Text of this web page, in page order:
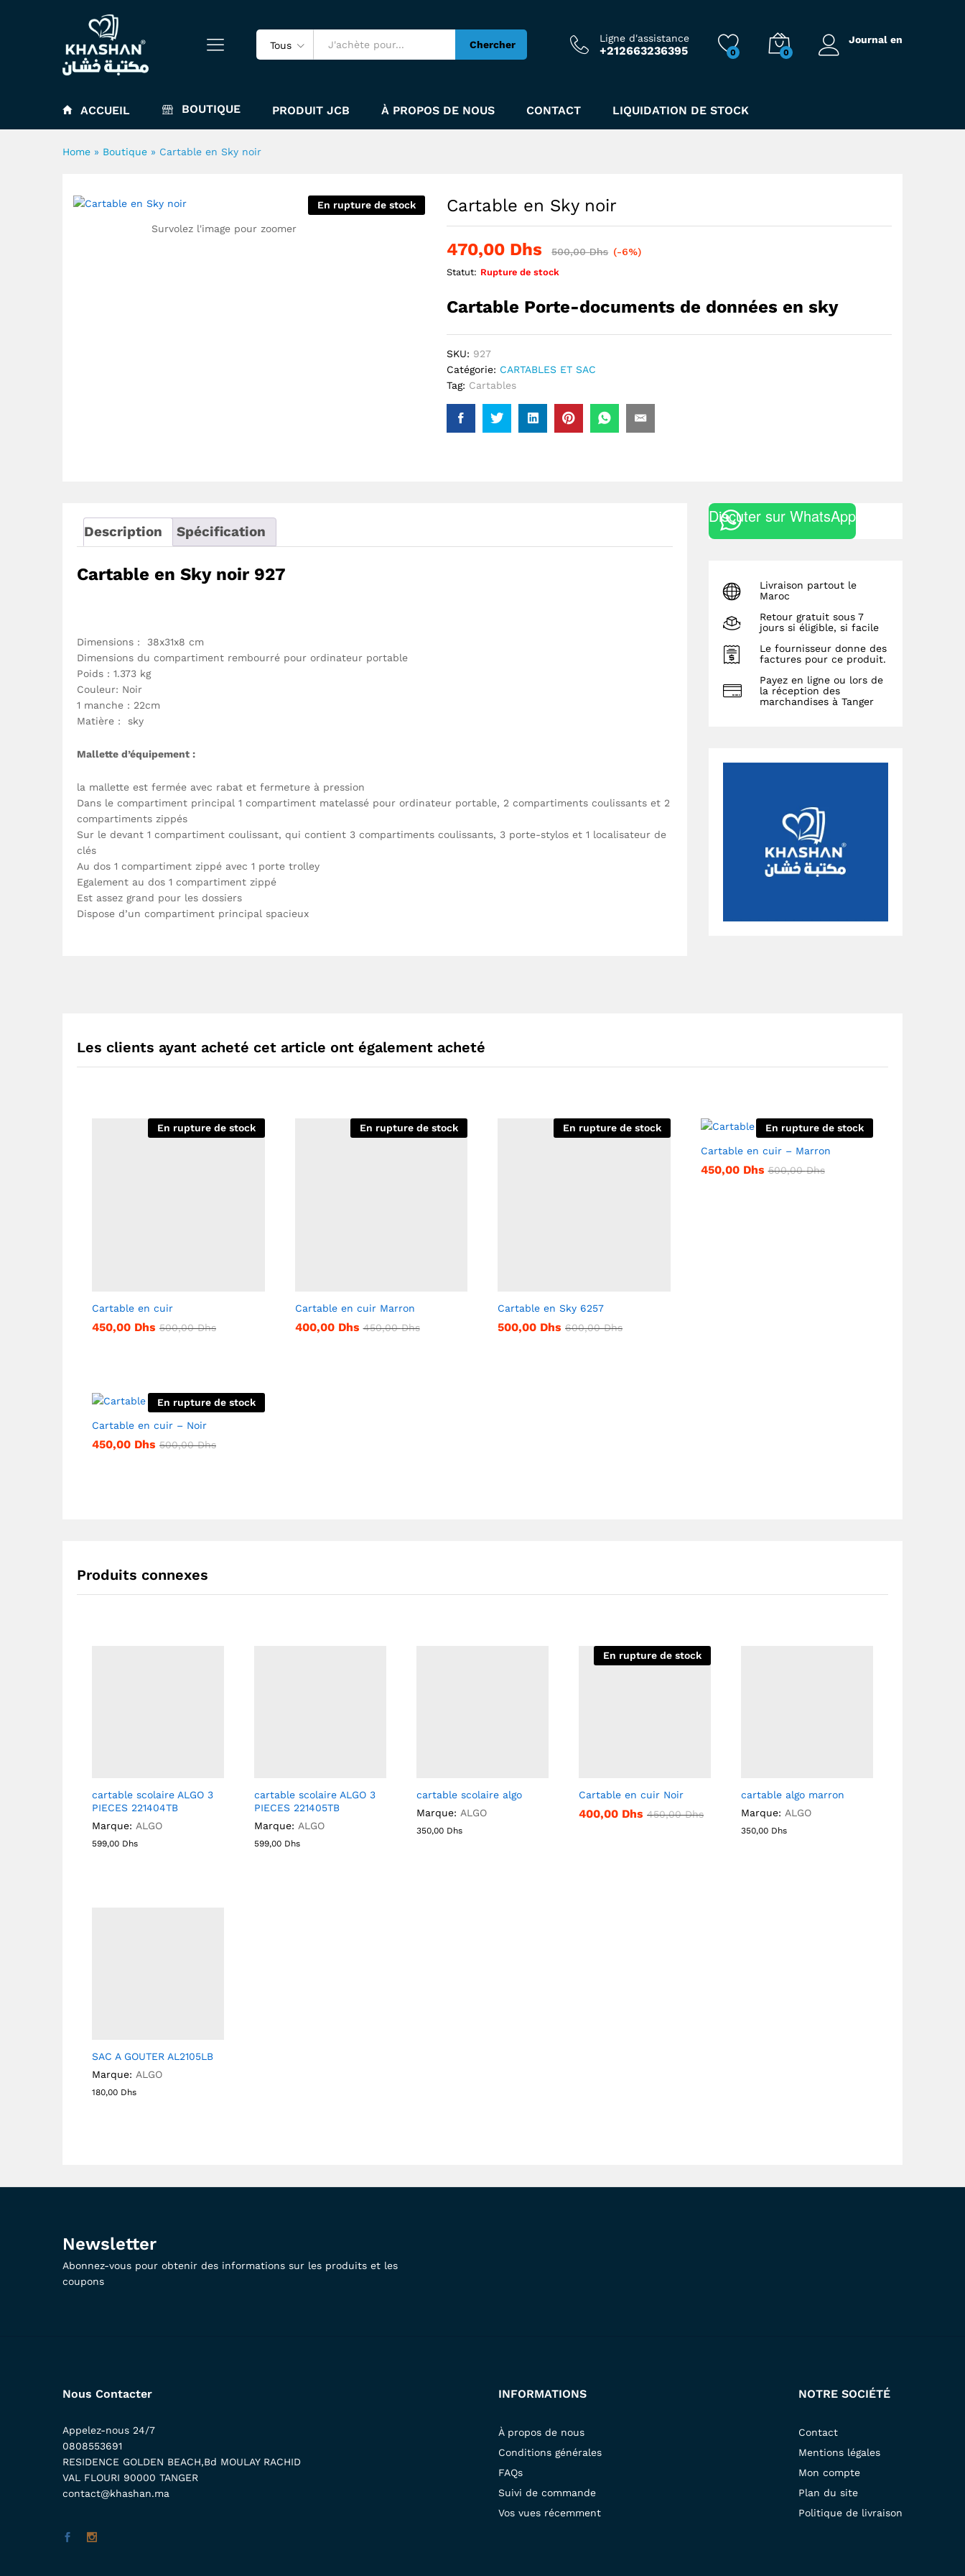
Tous Chercher
Ligne d'assistance
+212663236395 0 0
Journal en
ACCUEIL BOUTIQUE PRODUIT JCB À PROPOS DE NOUS CONTACT LIQUIDATION DE STOCK
Home » Boutique » Cartable en Sky noir
En rupture de stock
Survolez l'image pour zoomer
Cartable en Sky noir
470,00 Dhs 500,00Dhs (-6%)
Statut: Rupture de stock
Cartable Porte-documents de données en sky
SKU: 927
Catégorie: CARTABLES ET SAC
Tag: Cartables
Description Spécification
Cartable en Sky noir 927
Dimensions : 38x31x8 cm
Dimensions du compartiment rembourré pour ordinateur portable
Poids : 1.373 kg
Couleur: Noir
1 manche : 22cm
Matière : sky
Mallette d’équipement :
la mallette est fermée avec rabat et fermeture à pression
Dans le compartiment principal 1 compartiment matelassé pour ordinateur portable, 2 compartiments coulissants et 2
compartiments zippés
Sur le devant 1 compartiment coulissant, qui contient 3 compartiments coulissants, 3 porte-stylos et 1 localisateur de
clés
Au dos 1 compartiment zippé avec 1 porte trolley
Egalement au dos 1 compartiment zippé
Est assez grand pour les dossiers
Dispose d’un compartiment principal spacieux
Discuter sur WhatsApp
Livraison partout le
Maroc
Retour gratuit sous 7
jours si éligible, si facile
Le fournisseur donne des
factures pour ce produit.
Payez en ligne ou lors de
la réception des
marchandises à Tanger
Les clients ayant acheté cet article ont également acheté
En rupture de stock
Cartable en cuir
450,00 Dhs 500,00Dhs
En rupture de stock
Cartable en cuir Marron
400,00 Dhs 450,00Dhs
En rupture de stock
Cartable en Sky 6257
500,00 Dhs 600,00Dhs
En rupture de stock
Cartable en cuir – Marron
450,00 Dhs 500,00Dhs
En rupture de stock
Cartable en cuir – Noir
450,00 Dhs 500,00Dhs
Produits connexes
cartable scolaire ALGO 3
PIECES 221404TB
Marque: ALGO
599,00 Dhs
cartable scolaire ALGO 3
PIECES 221405TB
Marque: ALGO
599,00 Dhs
cartable scolaire algo
Marque: ALGO
350,00 Dhs
En rupture de stock
Cartable en cuir Noir
400,00 Dhs 450,00Dhs
cartable algo marron
Marque: ALGO
350,00 Dhs
SAC A GOUTER AL2105LB
Marque: ALGO
180,00 Dhs
Newsletter
Abonnez-vous pour obtenir des informations sur les produits et les
coupons
Nous Contacter
Appelez-nous 24/7
0808553691
RESIDENCE GOLDEN BEACH,Bd MOULAY RACHID
VAL FLOURI 90000 TANGER
contact@khashan.ma
INFORMATIONS
À propos de nous
Conditions générales
FAQs
Suivi de commande
Vos vues récemment
NOTRE SOCIÉTÉ
Contact
Mentions légales
Mon compte
Plan du site
Politique de livraison
Description